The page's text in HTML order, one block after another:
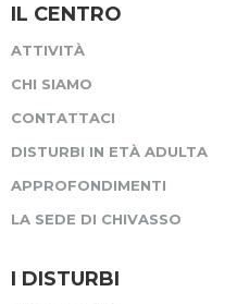
IL CENTRO
ATTIVITÀ
CHI SIAMO
CONTATTACI
DISTURBI IN ETÀ ADULTA
APPROFONDIMENTI
LA SEDE DI CHIVASSO
I DISTURBI